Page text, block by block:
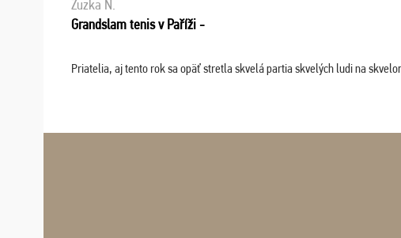
Zuzka N.
Grandslam tenis v Paříži -
Priatelia, aj tento rok sa opäť stretla skvelá partia skvelých ludi na